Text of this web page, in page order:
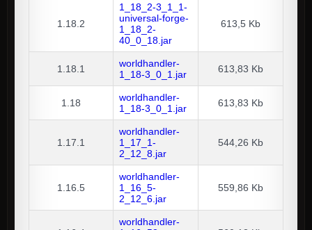
1.18.2
1_18_2-3_1_1-
universal-forge-
1_18_2-
40_0_18.jar
613,5 Kb
1.18.1
worldhandler-
1_18-3_0_1.jar
613,83 Kb
1.18
worldhandler-
1_18-3_0_1.jar
613,83 Kb
1.17.1
worldhandler-
1_17_1-
2_12_8.jar
544,26 Kb
1.16.5
worldhandler-
1_16_5-
2_12_6.jar
559,86 Kb
worldhandler-